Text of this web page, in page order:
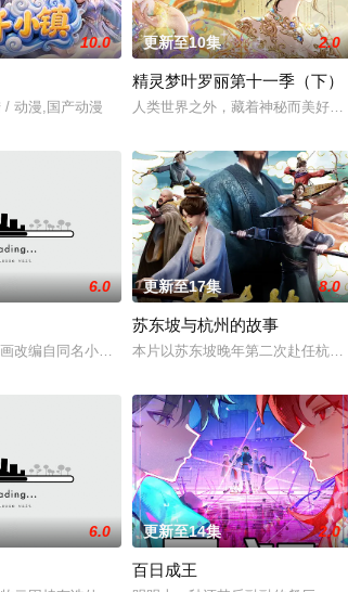
起，黑暗如潮水般吞噬大地……缔默完成了命运的蜕
10.0
/ 动漫,国产动漫
更新至10集 2.0
精灵梦叶罗丽第十一季（下）
人类世界之外，藏着神秘而美好
复仇的誓言，以镜湖道院为起点，凭借坚毅无畏的心
6.0
画改编自同名小说。他为修道而生，为应劫而至，他身
更新至17集 8.0
苏东坡与杭州的故事
本片以苏东坡晚年第二次赴任杭
6.0 更新至14集 2.0
百日成王